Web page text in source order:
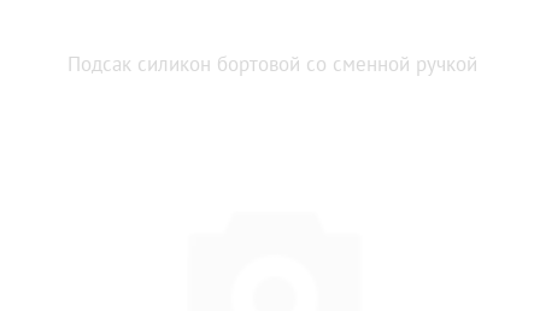
Подсак силикон бортовой со сменной ручкой